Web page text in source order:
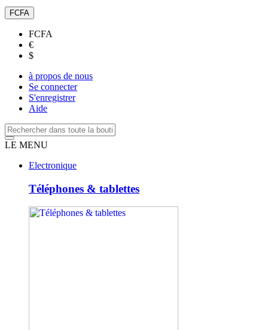
FCFA
FCFA
€
$
à propos de nous
Se connecter
S'enregistrer
Aide
LE MENU
Electronique
Téléphones & tablettes